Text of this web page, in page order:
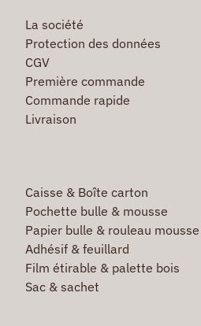
La société
Protection des données
CGV
Première commande
Commande rapide
Livraison
Caisse & Boîte carton
Pochette bulle & mousse
Papier bulle & rouleau mousse
Adhésif & feuillard
Film étirable & palette bois
Sac & sachet